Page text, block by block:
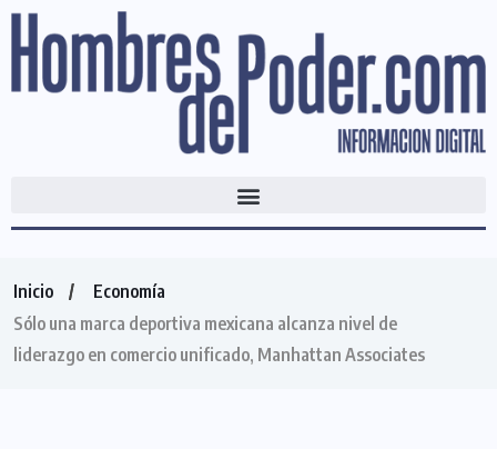
Inicio
Economía
Sólo una marca deportiva mexicana alcanza nivel de
liderazgo en comercio unificado, Manhattan Associates